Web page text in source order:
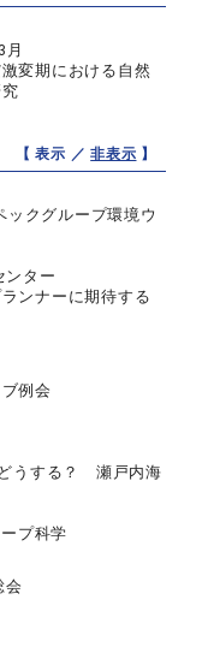
月
変期における自然
【 表示 ／非表示 】
ックグループ環境ウ
ンター
ンナーに期待する
例会
うする？ 瀬戸内海
プ科学
会